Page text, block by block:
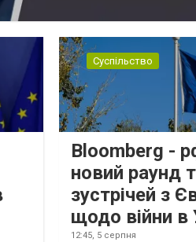
Суспільство
Bloomberg -
новий раунд
зустрічей з
щодо війни в
12:45, 5 серпня